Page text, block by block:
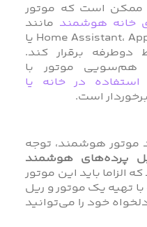
ممکن است که موتور
خانه هوشمند مانند
Home Assistant، Apple HomeKit، Google Home یا
برقرار کند.
هم‌سویی موتور با
در خانه یا
است.
موتور هوشمند، توجه
پرده‌های هوشمند
باید این موتور
تهیه یک موتور و ریل
خود را می‌توانید